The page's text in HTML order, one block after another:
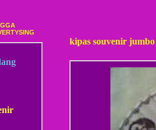
kipas souvenir jumbo